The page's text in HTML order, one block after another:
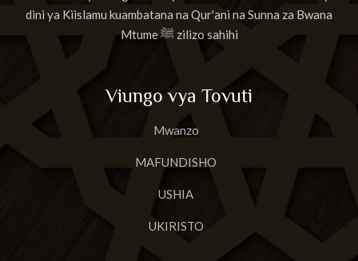
dini ya Kiislamu kuambatana na Qur'ani na Sunna za Bwana
Mtume ﷺ zilizo sahihi
Viungo vya Tovuti
Mwanzo
MAFUNDISHO
USHIA
UKIRISTO